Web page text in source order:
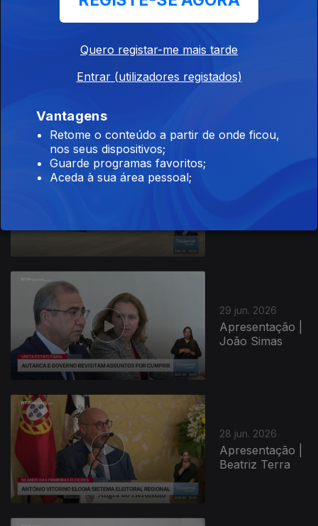
Apresentação |
29 jun. 2026
Apresentação |
João Simas
28 jun. 2026
Apresentação |
Beatriz Terra
Quero registar-me mais tarde
Entrar (utilizadores registados)
Vantagens
Retome o conteúdo a partir de onde ficou,
nos seus dispositivos;
Guarde programas favoritos;
Aceda à sua área pessoal;